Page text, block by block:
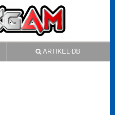
ARTIKEL-DB